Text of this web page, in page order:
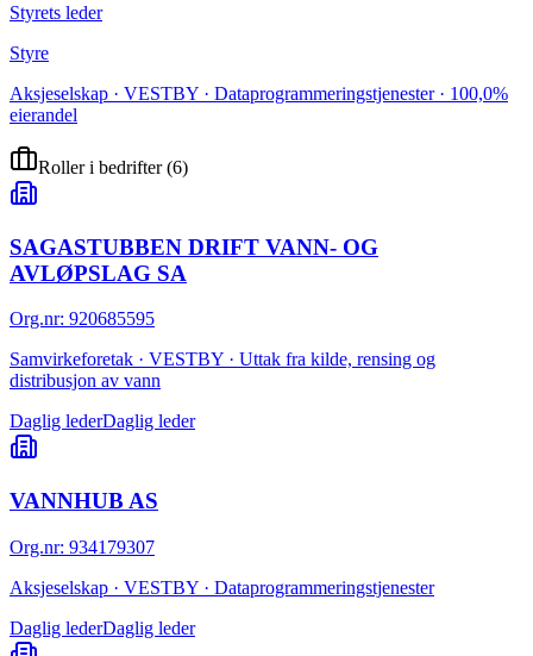
Styrets leder
Styre
Aksjeselskap · VESTBY · Dataprogrammeringstjenester · 100,0%
eierandel
Roller i bedrifter(6)
SAGASTUBBEN DRIFT VANN- OG
AVLØPSLAG SA
Org.nr: 920685595
Samvirkeforetak · VESTBY · Uttak fra kilde, rensing og
distribusjon av vann
Daglig lederDaglig leder
VANNHUB AS
Org.nr: 934179307
Aksjeselskap · VESTBY · Dataprogrammeringstjenester
Daglig lederDaglig leder